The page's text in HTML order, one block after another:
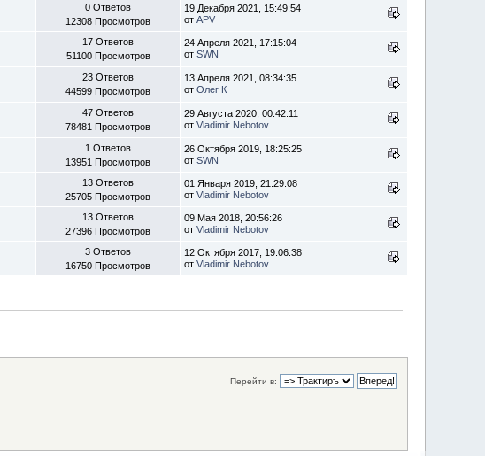
0 Ответов
12308 Просмотров
19 Декабря 2021, 15:49:54
отAPV
17 Ответов
51100 Просмотров
24 Апреля 2021, 17:15:04
отSWN
23 Ответов
44599 Просмотров
13 Апреля 2021, 08:34:35
отОлег К
47 Ответов
78481 Просмотров
29 Августа 2020, 00:42:11
отVladimir Nebotov
1 Ответов
13951 Просмотров
26 Октября 2019, 18:25:25
отSWN
13 Ответов
25705 Просмотров
01 Января 2019, 21:29:08
отVladimir Nebotov
13 Ответов
27396 Просмотров
09 Мая 2018, 20:56:26
отVladimir Nebotov
3 Ответов
16750 Просмотров
12 Октября 2017, 19:06:38
отVladimir Nebotov
Перейти в: